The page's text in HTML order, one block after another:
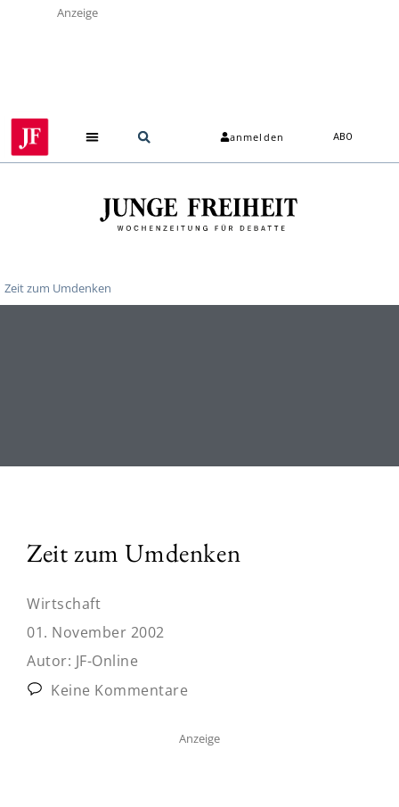
Anzeige
anmelden ABO
Zeit zum Umdenken
Zeit zum Umdenken
Wirtschaft
01. November 2002
Autor: JF-Online
Keine Kommentare
Anzeige